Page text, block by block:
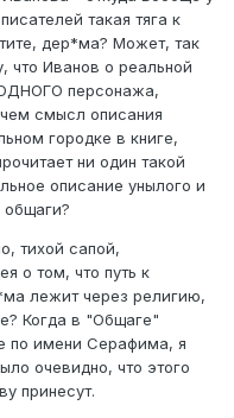
такая тяга к
дер*ма? Может, так
что Иванов о реальной
персонажа,
смысл описания
городке в книге,
ни один такой
описание унылого и
тихой сапой,
о том, что путь к
лежит через религию,
Когда в "Общаге"
по имени Серафима, я
очевидно, что этого
принесут.